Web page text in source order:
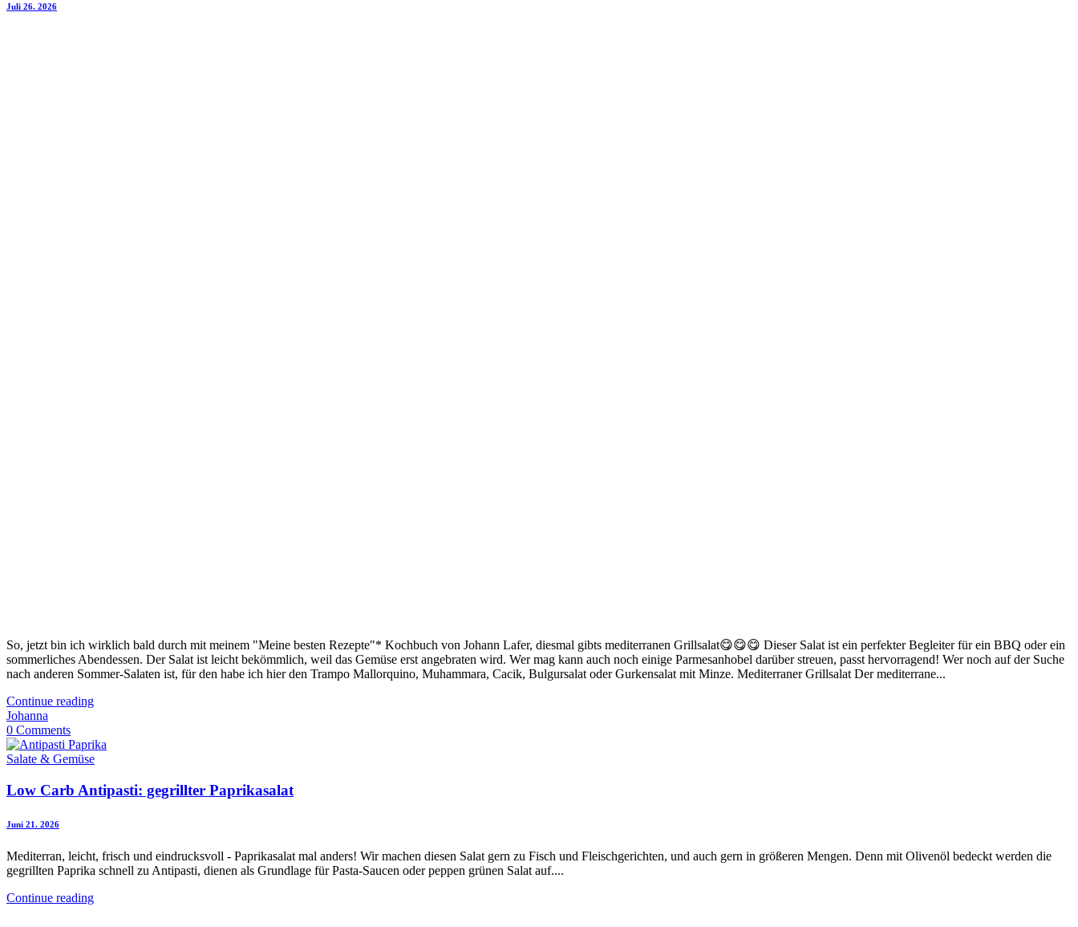
Juli 26. 2026
So, jetzt bin ich wirklich bald durch mit meinem "Meine besten Rezepte"* Kochbuch von Johann Lafer, diesmal gibts mediterranen Grillsalat😋😋😋 Dieser Salat ist ein perfekter Begleiter für ein BBQ oder ein
sommerliches Abendessen. Der Salat ist leicht bekömmlich, weil das Gemüse erst angebraten wird. Wer mag kann auch noch einige Parmesanhobel darüber streuen, passt hervorragend! Wer noch auf der Suche
nach anderen Sommer-Salaten ist, für den habe ich hier den Trampo Mallorquino, Muhammara, Cacik, Bulgursalat oder Gurkensalat mit Minze. Mediterraner Grillsalat Der mediterrane...
Continue reading
Johanna
0 Comments
Salate & Gemüse
Low Carb Antipasti: gegrillter Paprikasalat
Juni 21. 2026
Mediterran, leicht, frisch und eindrucksvoll - Paprikasalat mal anders! Wir machen diesen Salat gern zu Fisch und Fleischgerichten, und auch gern in größeren Mengen. Denn mit Olivenöl bedeckt werden die
gegrillten Paprika schnell zu Antipasti, dienen als Grundlage für Pasta-Saucen oder peppen grünen Salat auf....
Continue reading